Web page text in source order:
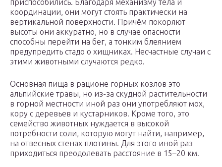
приспособились. Благодаря механизму тела и
координации, они могут стоять практически на
вертикальной поверхности. Причём покоряют
высоты они аккуратно, но в случае опасности
способны перейти на бег, а тонким блеянием
предупредить стадо о хищниках. Несчастные случаи с
этими животными случаются редко.
Основная пища в рационе горных козлов это
альпийские травы, но из-за скудной растительности
в горной местности иной раз они употребляют мох,
кору с деревьев и кустарников. Кроме того, это
семейство животных нуждается в высокой
потребности соли, которую могут найти, например,
на отвесных стенах плотины. Для этого иной раз
приходиться преодолевать расстояние в 15–20 км.